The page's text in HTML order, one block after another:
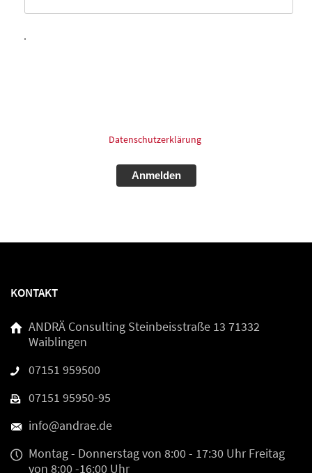
Datenschutzerklärung
KONTAKT
ANDRÄ Consulting Steinbeisstraße 13 71332
Waiblingen
07151 959500
07151 95950-95
info@andrae.de
Montag - Donnerstagvon 8:00 - 17:30 UhrFreitag
von 8:00 -16:00 Uhr